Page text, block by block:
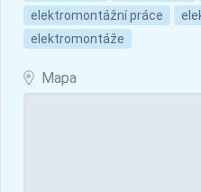
elektromontážní práce
elektromontáže
Mapa